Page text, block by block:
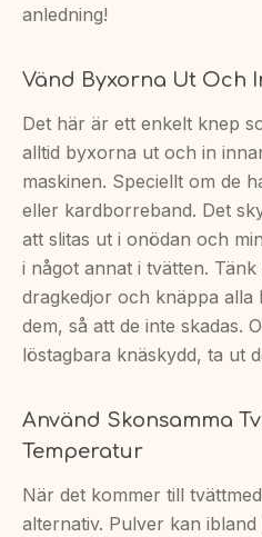
anledning!
Vänd Byxorna Ut Och
Det här är ett enkelt knep
alltid byxorna ut och in
maskinen. Speciellt om de
eller kardborreband. Det
att slitas ut i onödan och
i något annat i tvätten.
dragkedjor och knäppa
dem, så att de inte skadas.
löstagbara knäskydd, ta ut
Använd Skonsamma
Temperatur
När det kommer till
alternativ. Pulver kan